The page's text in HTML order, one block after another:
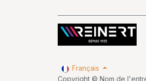
Copyright © Nom de
Français